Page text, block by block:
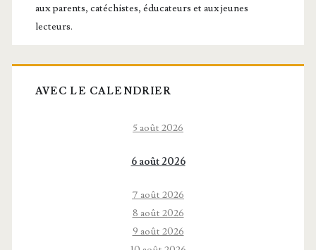
aux parents, catéchistes, éducateurs et aux jeunes
lecteurs.
AVEC LE CALENDRIER
5 août 2026
6 août 2026
7 août 2026
8 août 2026
9 août 2026